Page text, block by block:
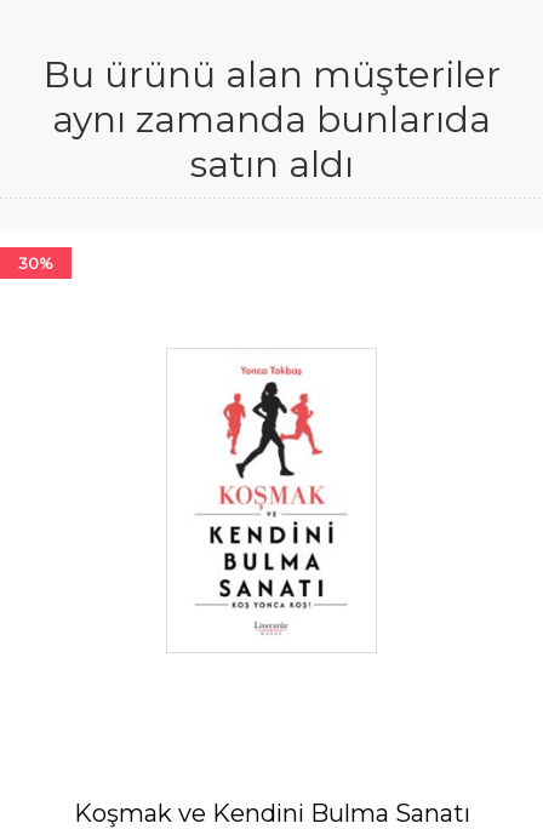
Bu ürünü alan müşteriler
aynı zamanda bunlarıda
satın aldı
30%
Koşmak ve Kendini Bulma Sanatı